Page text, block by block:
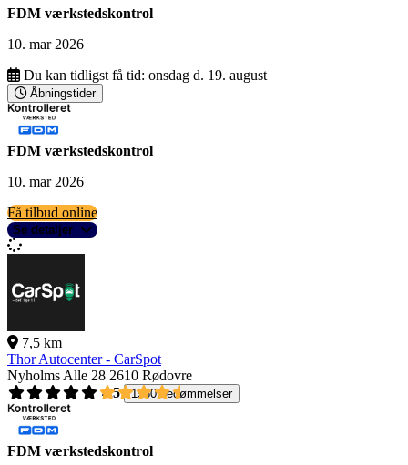
FDM værkstedskontrol
10. mar 2026
Du kan tidligst få tid: onsdag d. 19. august
Åbningstider
FDM værkstedskontrol
10. mar 2026
Få tilbud online
Se detaljer
7,5 km
Thor Autocenter - CarSpot
Nyholms Alle 28 2610 Rødovre
4,5
1560 bedømmelser
FDM værkstedskontrol